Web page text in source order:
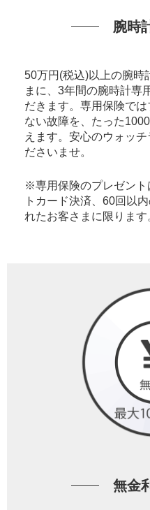
腕時
50万円(税込)以上の腕時
まに、3年間の腕時計専
だきます。専用保険で
ない故障を、たった
えます。安心のウォッ
ださいませ。
※専用保険のプレゼント
トカード決済、60回以
れたお客さまに限ります
無金